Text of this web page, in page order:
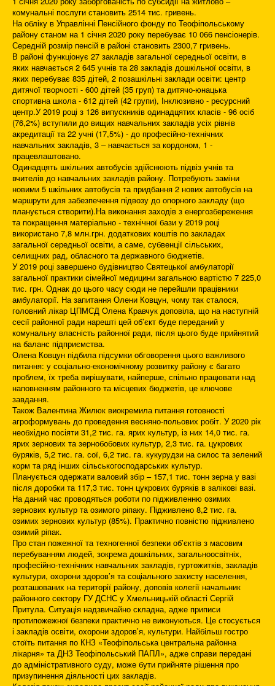
комунальні послуги становить 2514 тис. гривень.
На обліку в Управлінні Пенсійного фонду по Теофіпольському
району станом на 1 січня 2020 року перебуває 10 066 пенсіонерів.
Середній розмір пенсій в районі становить 2300,7 гривень.
В районі функціонує 27 закладів загальної середньої освіти, в
яких навчається 2 645 учнів та 28 закладів дошкільної освіти, в
яких перебуває 835 дітей, 2 позашкільні заклади освіти: центр
дитячої творчості - 600 дітей (35 груп) та дитячо-юнацька
спортивна школа - 612 дітей (42 групи), Інклюзивно - ресурсний
центр.У 2019 році з 126 випускників одинадцятих класів - 96 осіб
(76,2%) вступили до вищих навчальних закладів усіх рівнів
акредитації та 22 учні (17,5%) - до професійно-технічних
навчальних закладів, 3 – навчається за кордоном, 1 -
працевлаштовано.
Одинадцять шкільних автобусів здійснюють підвіз учнів та
вчителів до навчальних закладів району. Потребують заміни
новими 5 шкільних автобусів та придбання 2 нових автобусів на
маршрути для забезпечення підвозу до опорного закладу (що
планується створити).На виконання заходів з енергозбереження
та покращення матеріально - технічної бази у 2019 році
використано 7,8 млн.грн. додаткових коштів по закладах
загальної середньої освіти, а саме, субвенції сільських,
селищних рад, обласного та державного бюджетів.
У 2019 році завершено будівництво Святецької амбулаторії
загальної практики сімейної медицини загальною вартістю 7 225,0
тис. грн. Однак до цього часу сюди не перейшли працівники
амбулаторії. На запитання Олени Ковцун, чому так сталося,
головний лікар ЦПМСД Олена Кравчук доповіла, що на наступній
сесії районної ради нарешті цей об’єкт буде переданий у
комунальну власність районної ради, після цього буде прийнятий
на баланс підприємства.
Олена Ковцун підбила підсумки обговорення цього важливого
питання: у соціально-економічному розвитку району є багато
проблем, їх треба вирішувати, найперше, спільно працювати над
наповненням районного та місцевих бюджетів, це ключове
завдання.
Також Валентина Жилюк виокремила питання готовності
агроформувань до проведення весняно-польових робіт. У 2020 рік
необхідно посіяти 31,2 тис. га. ярих культур, із них 14,0 тис. га.
ярих зернових та зернобобових культур, 2,3 тис. га. цукрових
буряків, 5,2 тис. га. сої, 6,2 тис. га. кукурудзи на силос та зелений
корм та ряд інших сільськогосподарських культур.
Планується одержати валовий збір – 157,1 тис. тонн зерна у вазі
після доробки та 117,3 тис. тонн цукрових буряків в залікові вазі.
На даний час проводяться роботи по підживленню озимих
зернових культур та озимого ріпаку. Підживлено 8,2 тис. га.
озимих зернових культур (85%). Практично повністю підживлено
озимий ріпак.
Про стан пожежної та техногенної безпеки об’єктів з масовим
перебуванням людей, зокрема дошкільних, загальноосвітніх,
професійно-технічних навчальних закладів, гуртожитків, закладів
культури, охорони здоров’я та соціального захисту населення,
розташованих на території району, доповів колегії начальник
районного сектору ГУ ДСНС у Хмельницькій області Сергій
Притула. Ситуація надзвичайно складна, адже приписи
протипожежної безпеки практично не виконуються. Це стосується
і закладів освіти, охорони здоров’я, культури. Найбільш гостро
стоїть питання по КНЗ «Теофіпольська центральна районна
лікарня» та ДНЗ Теофіпольський ПАПЛ», адже справи передані
до адміністративного суду, може бути прийняте рішення про
призупинення діяльності цих закладів.